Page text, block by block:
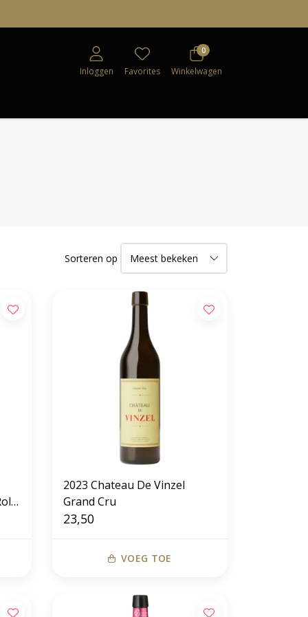
Inloggen Favorites
0
Winkelwagen
Sorteren op
2023 Chateau De Vinzel
Grand Cru
23,50
VOEG TOE